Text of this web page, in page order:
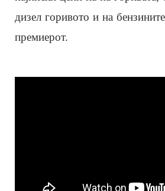
дизел горивото и на
премиерот.